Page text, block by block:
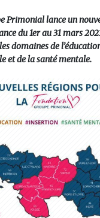
Primonial lance un
du 1er au 31 mars
domaines de
et de la santé mentale.